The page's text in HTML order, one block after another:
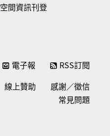
空間資訊刊登
電子報 RSS訂閱
線上贊助
感謝／徵信
常見問題